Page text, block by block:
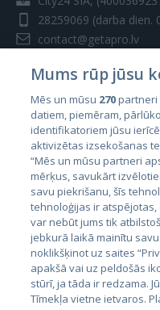
28259069 (darba dien.
contact@getapro.lv
Valstis
Igaunija
Latvija
Lietuva
Mums rūp jūsu
Mēs un mūsu 270partneri
datiem, piemēram,
identifikatoriem jūsu
aktivizētas izsekošanas
“Mēs un mūsu partneri
mērķus, savukārt
savu piekrišanu, šīs
tehnoloģijas ir
var nebūt jums tik
jebkurā laikā mainītu
noklikšķinot uz saites
apakšā vai uz peldošās
stūrī, ja tāda ir redzama.
Tīmekļa vietne ietvaros.